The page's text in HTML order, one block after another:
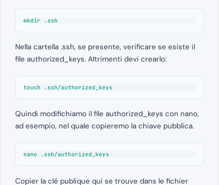
mkdir .ssh
Nella cartella .ssh, se presente, verificare se esiste il
file authorized_keys. Altrimenti devi crearlo:
touch .ssh/authorized_keys
Quindi modifichiamo il file authorized_keys con nano,
ad esempio, nel quale copieremo la chiave pubblica.
nano .ssh/authorized_keys
Copier la clé publique qui se trouve dans le fichier